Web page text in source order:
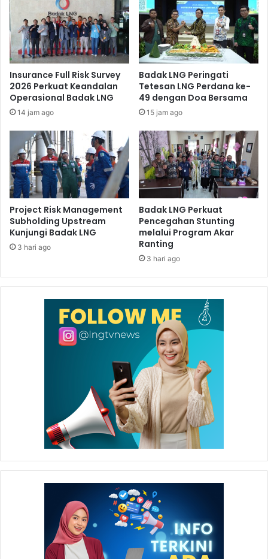
Para siswa-siswi SMP Vidatra pun tampak antusias dan
& Safety. Dari penjelasan yang diberikan diharapkan
nantinya para siswa SMP Vidatra dapat mengetahui
langkah-langkah yang harus dilakukan untuk
mengantisipasi terjadinya kebakaran, termasuk teknik
memadamkan api (*).
Insurance Full Risk Survey
2026 Perkuat Keandalan
Operasional Badak LNG
14 jam ago
Badak LNG Peringati
Tetesan LNG Perdana ke-
49 dengan Doa Bersama
15 jam ago
Project Risk Management
Subholding Upstream
Kunjungi Badak LNG
3 hari ago
Badak LNG Perkuat
Pencegahan Stunting
melalui Program Akar
Ranting
3 hari ago